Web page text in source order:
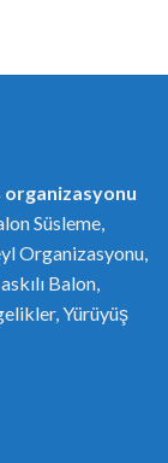
organizasyonu
Süsleme,
Organizasyonu,
Balon,
Yürüyüş